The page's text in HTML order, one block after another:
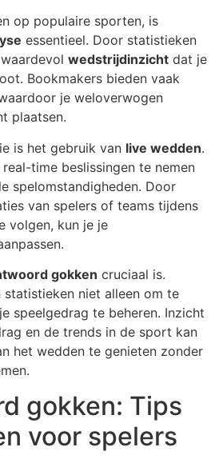
op populaire sporten, is
essentieel. Door statistieken
wedstrijdinzicht dat je
Bookmakers bieden vaak
je weloverwogen
plaatsen.
is het gebruik van live wedden.
time beslissingen te nemen
spelomstandigheden. Door
van spelers of teams tijdens
volgen, kun je je
gokken cruciaal is.
statistieken niet alleen om te
speelgedrag te beheren. Inzicht
en de trends in de sport kan
het wedden te genieten zonder
gokken: Tips
voor spelers